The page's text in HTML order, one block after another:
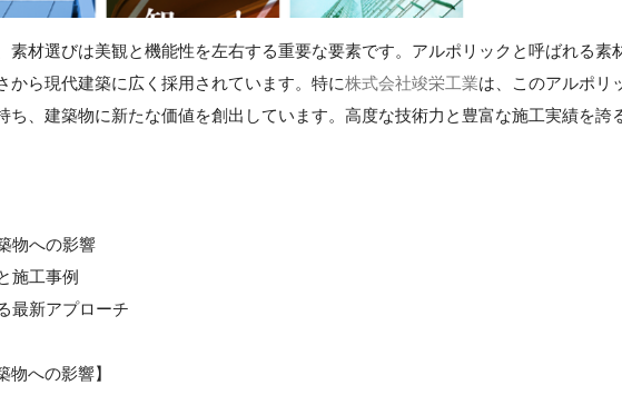
素材選びは美観と機能性を左右する重要な要素です。アルポリックと呼ばれる素
から現代建築に広く採用されています。特に株式会社竣栄工業は、このアルポリ
ち、建築物に新たな価値を創出しています。高度な技術力と豊富な施工実績を誇
物への影響
施工事例
最新アプローチ
物への影響】